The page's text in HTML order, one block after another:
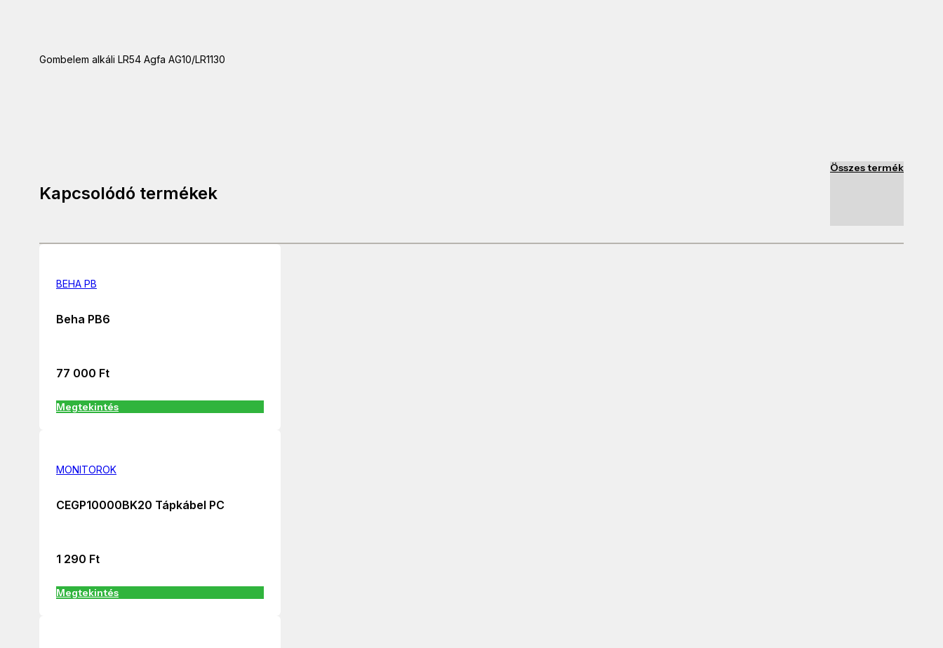
Gombelem alkáli LR54 Agfa AG10/LR1130
Kapcsolódó termékek
Összes termék
BEHA PB
Beha PB6
77 000 Ft
Megtekintés
MONITOROK
CEGP10000BK20 Tápkábel PC
1 290 Ft
Megtekintés